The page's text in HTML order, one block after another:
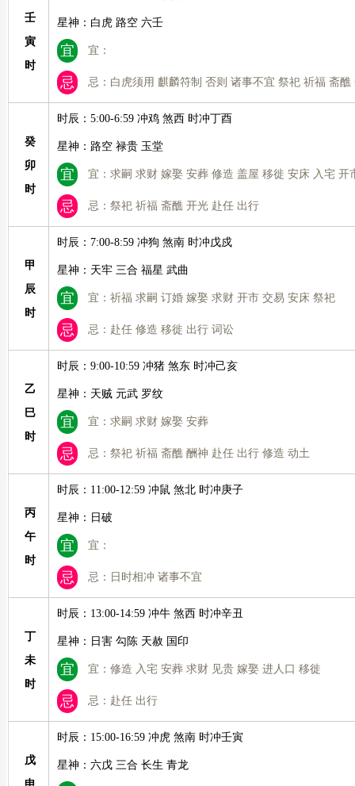
壬
寅
时
星神：白虎 路空 六壬
宜 宜：
忌 忌：白虎须用 麒麟符制 否则 诸事不宜 祭祀 祈福 斋醮
癸
卯
时
时辰：5:00-6:59 冲鸡 煞西 时冲丁酉
星神：路空 禄贵 玉堂
宜 宜：求嗣 求财 嫁娶 安葬 修造 盖屋 移徙 安床 入宅 开
忌 忌：祭祀 祈福 斋醮 开光 赴任 出行
甲
辰
时
时辰：7:00-8:59 冲狗 煞南 时冲戊戍
星神：天牢 三合 福星 武曲
宜 宜：祈福 求嗣 订婚 嫁娶 求财 开市 交易 安床 祭祀
忌 忌：赴任 修造 移徙 出行 词讼
乙
巳
时
时辰：9:00-10:59 冲猪 煞东 时冲己亥
星神：天贼 元武 罗纹
宜 宜：求嗣 求财 嫁娶 安葬
忌 忌：祭祀 祈福 斋醮 酬神 赴任 出行 修造 动土
丙
午
时
时辰：11:00-12:59 冲鼠 煞北 时冲庚子
星神：日破
宜 宜：
忌 忌：日时相冲 诸事不宜
丁
未
时
时辰：13:00-14:59 冲牛 煞西 时冲辛丑
星神：日害 勾陈 天赦 国印
宜 宜：修造 入宅 安葬 求财 见贵 嫁娶 进人口 移徙
忌 忌：赴任 出行
戊
时辰：15:00-16:59 冲虎 煞南 时冲壬寅
星神：六戊 三合 长生 青龙